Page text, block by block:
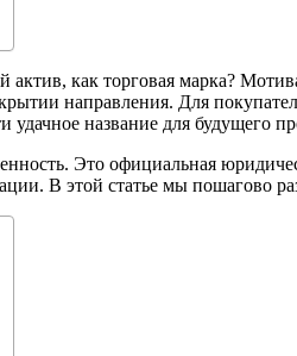
актив, как торговая марка?
направления. Для
название для будущего
Это официальная
В этой статье мы пошагово